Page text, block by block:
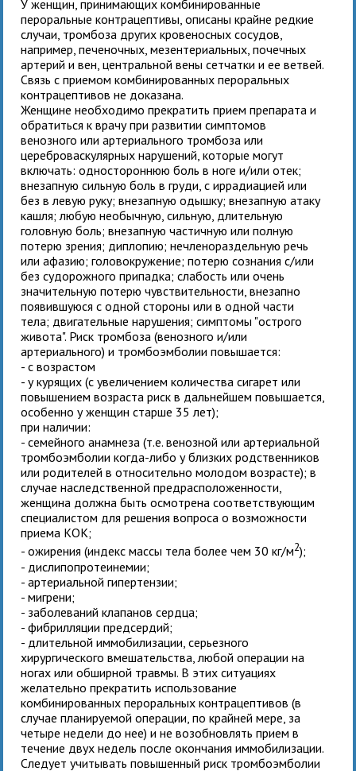
У женщин, принимающих комбинированные
пероральные контрацептивы, описаны крайне редкие
случаи, тромбоза других кровеносных сосудов,
например, печеночных, мезентериальных, почечных
артерий и вен, центральной вены сетчатки и ее ветвей.
Связь с приемом комбинированных пероральных
контрацептивов не доказана.
Женщине необходимо прекратить прием препарата и
обратиться к врачу при развитии симптомов
венозного или артериального тромбоза или
цереброваскулярных нарушений, которые могут
включать: одностороннюю боль в ноге и/или отек;
внезапную сильную боль в груди, с иррадиацией или
без в левую руку; внезапную одышку; внезапную атаку
кашля; любую необычную, сильную, длительную
головную боль; внезапную частичную или полную
потерю зрения; диплопию; нечленораздельную речь
или афазию; головокружение; потерю сознания с/или
без судорожного припадка; слабость или очень
значительную потерю чувствительности, внезапно
появившуюся с одной стороны или в одной части
тела; двигательные нарушения; симптомы "острого
живота". Риск тромбоза (венозного и/или
артериального) и тромбоэмболии повышается:
- с возрастом
- у курящих (с увеличением количества сигарет или
повышением возраста риск в дальнейшем повышается,
особенно у женщин старше 35 лет);
при наличии:
- семейного анамнеза (т.е. венозной или артериальной
тромбоэмболии когда-либо у близких родственников
или родителей в относительно молодом возрасте); в
случае наследственной предрасположенности,
женщина должна быть осмотрена соответствующим
специалистом для решения вопроса о возможности
приема КОК;
- ожирения (индекс массы тела более чем 30 кг/м2);
- дислипопротеинемии;
- артериальной гипертензии;
- мигрени;
- заболеваний клапанов сердца;
- фибрилляции предсердий;
- длительной иммобилизации, серьезного
хирургического вмешательства, любой операции на
ногах или обширной травмы. В этих ситуациях
желательно прекратить использование
комбинированных пероральных контрацептивов (в
случае планируемой операции, по крайней мере, за
четыре недели до нее) и не возобновлять прием в
течение двух недель после окончания иммобилизации.
Следует учитывать повышенный риск тромбоэмболии